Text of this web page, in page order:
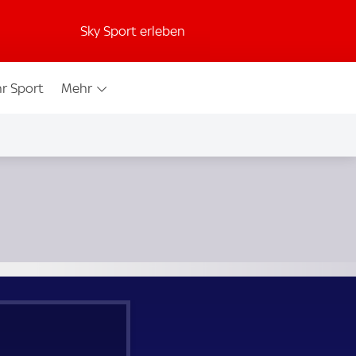
Sky Sport erleben
Sport Mehr